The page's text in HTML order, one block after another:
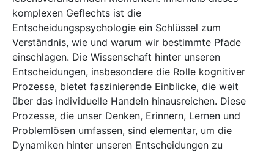
komplexen Geflechts ist die
Entscheidungspsychologie ein Schlüssel zum
Verständnis, wie und warum wir bestimmte Pfade
einschlagen. Die Wissenschaft hinter unseren
Entscheidungen, insbesondere die Rolle kognitiver
Prozesse, bietet faszinierende Einblicke, die weit
über das individuelle Handeln hinausreichen. Diese
Prozesse, die unser Denken, Erinnern, Lernen und
Problemlösen umfassen, sind elementar, um die
Dynamiken hinter unseren Entscheidungen zu